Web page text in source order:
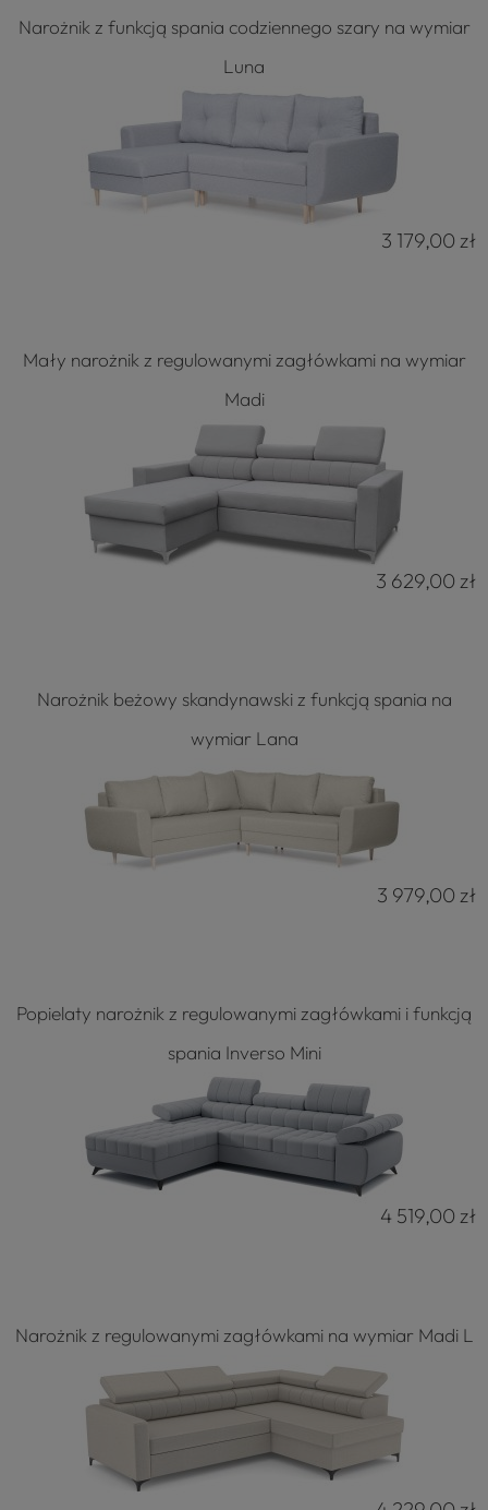
Narożnik z funkcją spania codziennego szary na wymiar
Luna
3 179,00 zł
Mały narożnik z regulowanymi zagłówkami na wymiar
Madi
3 629,00 zł
Narożnik beżowy skandynawski z funkcją spania na
wymiar Lana
3 979,00 zł
Popielaty narożnik z regulowanymi zagłówkami i funkcją
spania Inverso Mini
4 519,00 zł
Narożnik z regulowanymi zagłówkami na wymiar Madi L